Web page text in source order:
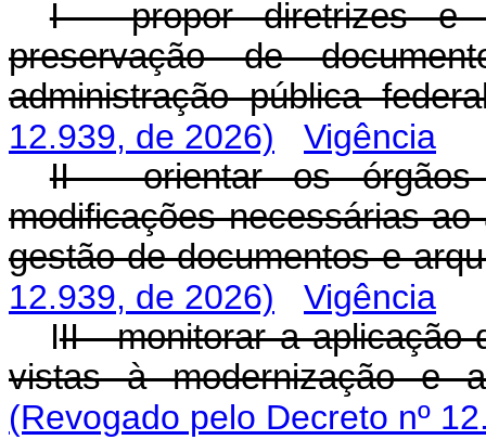
I - propor diretrizes e
preservação de
administração pública
12.939, de 2026)
Vigência
II - orientar os órgãos
modificações necessárias
gestão de documentos e
12.939, de 2026)
Vigência
III - monitorar a aplicação
vistas à modernização e
(Revogado pelo Decreto nº